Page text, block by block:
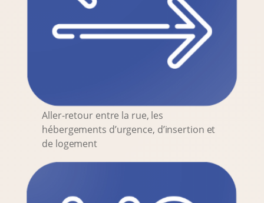
Aller-retour entre la rue, les
hébergements d’urgence, d’insertion et
de logement